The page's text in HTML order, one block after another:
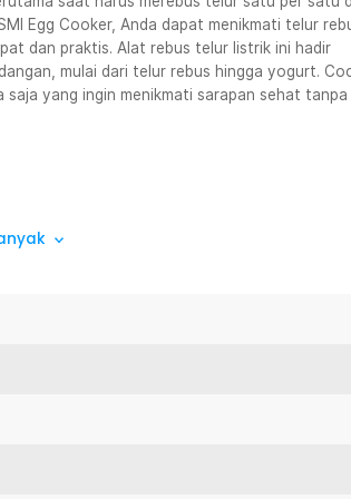
Egg Cooker, Anda dapat menikmati telur
dan praktis. Alat rebus telur listrik ini hadir
mulai dari telur rebus hingga yogurt.
yang ingin menikmati sarapan sehat tanpa
hingga 4 butir telur sekaligus sehingga Anda
tersebut sangat ideal untuk kebutuhan sarapan
6 mode memasak yang dapat
dengan berbagai menu sehat
penggunaan lebih fleksibel dibanding